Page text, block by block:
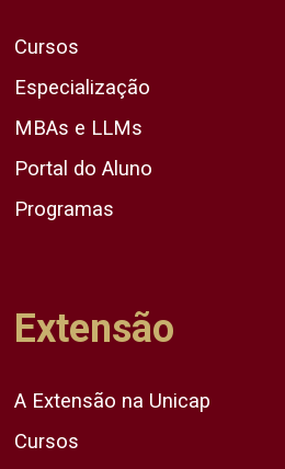
Cursos
Especialização
MBAs e LLMs
Portal do Aluno
Programas
Extensão
A Extensão na Unicap
Cursos